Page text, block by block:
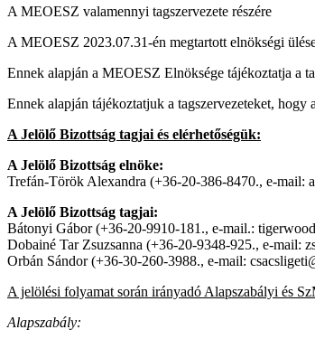
A MEOESZ valamennyi tagszervezete részére
A MEOESZ 2023.07.31-én megtartott elnökségi
Ennek alapján a MEOESZ Elnöksége tájékoztatja a
Ennek alapján tájékoztatjuk a tagszervezeteket,
A Jelölő Bizottság tagjai és elérhetőségük:
A Jelölő Bizottság elnöke:
Trefán-Török Alexandra (+36-20-386-8470., e-mail:
A Jelölő Bizottság tagjai:
Bátonyi Gábor (+36-20-9910-181., e-mail.:
Dobainé Tar Zsuzsanna (+36-20-9348-925., e-mail:
Orbán Sándor (+36-30-260-3988., e-mail:
A jelölési folyamat során irányadó Alapszabályi és
Alapszabály: